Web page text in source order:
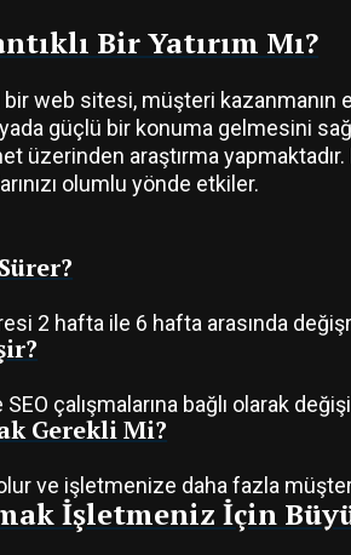
Bir Yatırım Mı?
web sitesi, müşteri kazanmanın
güçlü bir konuma gelmesini
üzerinden araştırma
olumlu yönde etkiler.
2 hafta ile 6 hafta arasında
çalışmalarına bağlı olarak
Gerekli Mi?
ve işletmenize daha fazla müşteri
İşletmeniz İçin